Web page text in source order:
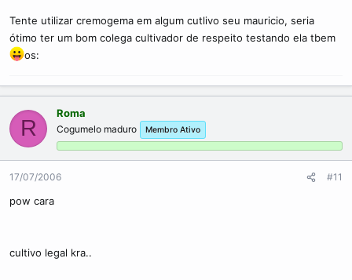
Tente utilizar cremogema em algum cutlivo seu mauricio, seria
ótimo ter um bom colega cultivador de respeito testando ela tbem
os:
R
Roma
Cogumelo maduro Membro Ativo
17/07/2006 #11
pow cara
cultivo legal kra..